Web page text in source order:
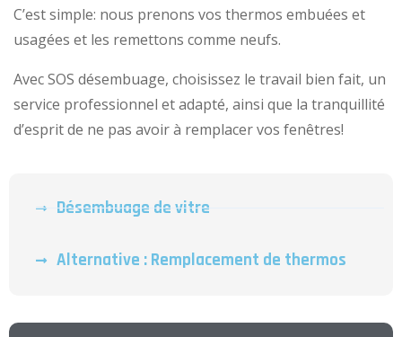
Désembuage de vitre
Alternative : Remplacement de thermos
C’est simple: nous prenons vos thermos embuées et
usagées et les remettons comme neufs.
Avec SOS désembuage, choisissez le travail bien fait, un
service professionnel et adapté, ainsi que la tranquillité
d’esprit de ne pas avoir à remplacer vos fenêtres!